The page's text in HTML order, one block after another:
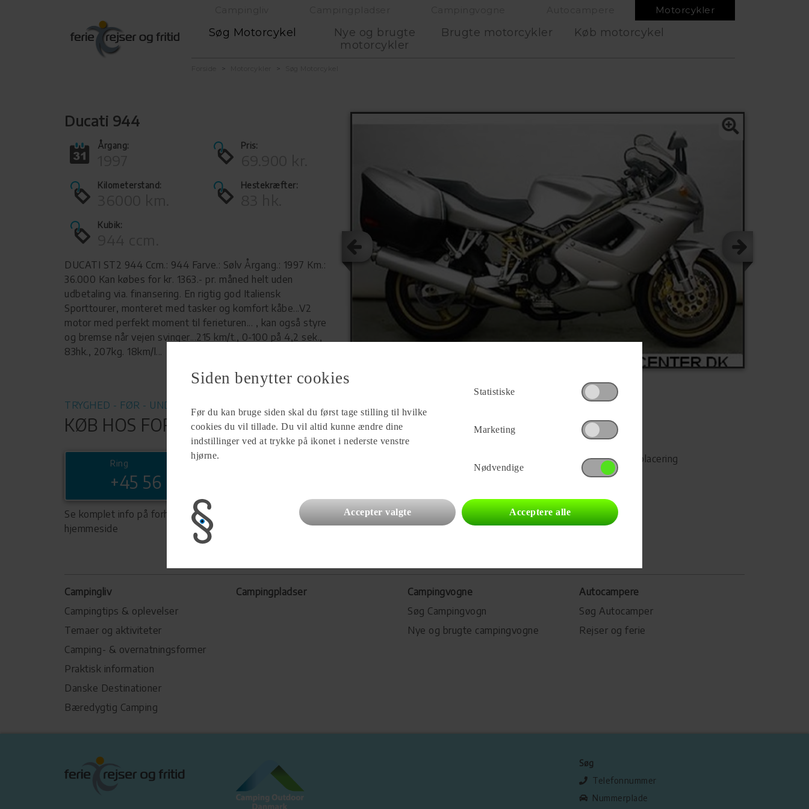
Motorcykler
Søg Motorcykel
Nye og brugte
motorcykler
Brugte motorcykler Køb motorcykel
Ducati 944
Årgang: Pris:
Kilometerstand: Hestekræfter:
Kubik:
DUCATI ST2 944 Ccm.: 944 Farve.: Sølv Årgang.: 1997 Km.:
36.000 Kan købes for kr. 1363.- pr. måned helt uden
udbetaling via. finansering. En rigtig god Italiensk
Sporttourer, monteret med tasker og komfort kåbe...V2
motor med perfekt moment til ferieturen... , kan også styre
og bremse når vejen svinger...215 km/t., 0-100 på 4,2 sek.,
83hk., 207kg. 18km/l...
TRYGHED - FØR - UNDER - EFTER
KØB HOS FORHANDLER
Ring
+45 56 65 26 19
Se komplet info på forhandlerens
hjemmeside
Forhandler
Køge MC
Del på Facebook
Campingvognens placering
Campingliv
Campingtips & oplevelser
Temaer og aktiviteter
Camping- & overnatningsformer
Praktisk information
Danske Destinationer
Bæredygtig Camping
Campingpladser
Campingvogne
Søg Campingvogn
Nye og brugte campingvogne
Autocampere
Søg Autocamper
Rejser og ferie
Søg
Telefonnummer
Nummerplade
Siden benytter cookies
Før du kan bruge siden skal du først tage stilling til hvilke
cookies du vil tillade. Du vil altid kunne ændre dine
indstillinger ved at trykke på ikonet i nederste venstre
hjørne.
Statistiske
Marketing
Nødvendige
Accepter valgte Acceptere alle